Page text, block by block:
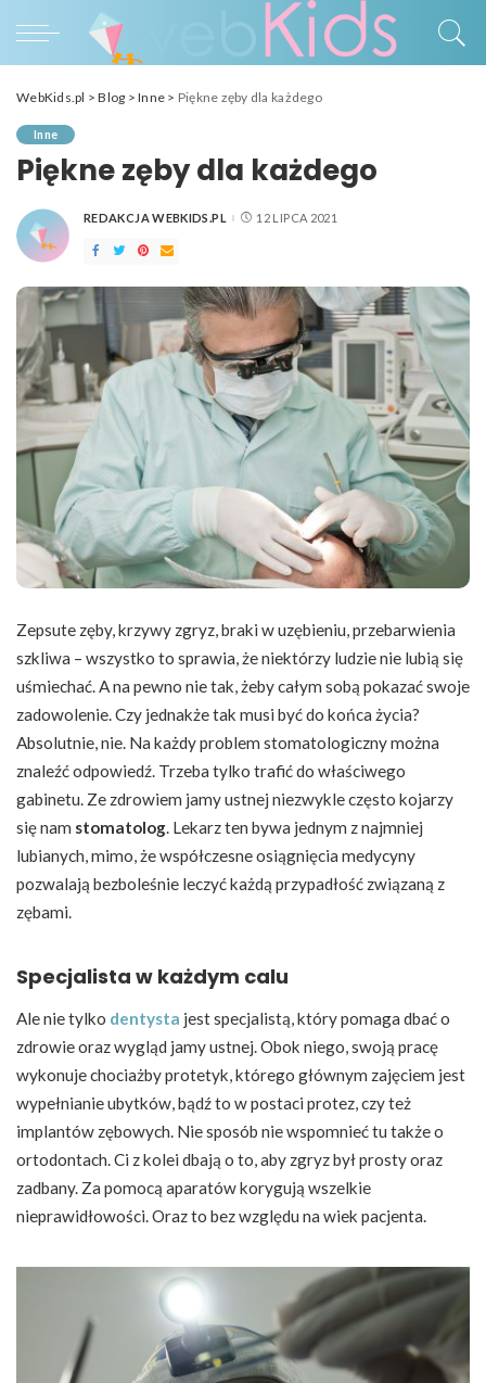
WebKids.pl >Blog >Inne > Piękne zęby dla każdego
Inne
Piękne zęby dla każdego
POSTED
REDAKCJA WEBKIDS.PL 12 LIPCA 2021
Zepsute zęby, krzywy zgryz, braki w uzębieniu, przebarwienia
szkliwa – wszystko to sprawia, że niektórzy ludzie nie lubią się
uśmiechać. A na pewno nie tak, żeby całym sobą pokazać swoje
zadowolenie. Czy jednakże tak musi być do końca życia?
Absolutnie, nie. Na każdy problem stomatologiczny można
znaleźć odpowiedź. Trzeba tylko trafić do właściwego
gabinetu. Ze zdrowiem jamy ustnej niezwykle często kojarzy
się nam stomatolog. Lekarz ten bywa jednym z najmniej
lubianych, mimo, że współczesne osiągnięcia medycyny
pozwalają bezboleśnie leczyć każdą przypadłość związaną z
zębami.
Specjalista w każdym calu
Ale nie tylko dentysta jest specjalistą, który pomaga dbać o
zdrowie oraz wygląd jamy ustnej. Obok niego, swoją pracę
wykonuje chociażby protetyk, którego głównym zajęciem jest
wypełnianie ubytków, bądź to w postaci protez, czy też
implantów zębowych. Nie sposób nie wspomnieć tu także o
ortodontach. Ci z kolei dbają o to, aby zgryz był prosty oraz
zadbany. Za pomocą aparatów korygują wszelkie
nieprawidłowości. Oraz to bez względu na wiek pacjenta.